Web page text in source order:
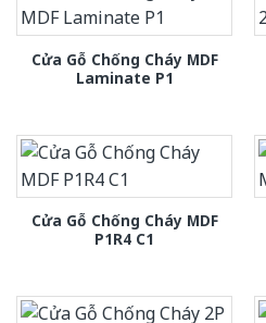
Cửa Gỗ Chống Cháy MDF
Laminate P1
Cửa Gỗ Chống Cháy MDF
P1R4 C1